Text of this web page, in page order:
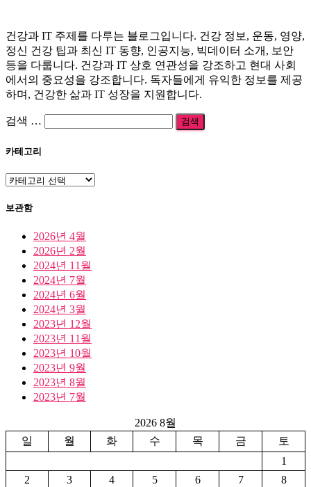
건강과 IT 주제를 다루는 블로그입니다. 건강 정보, 운동, 영양,
정신 건강 팁과 최신 IT 동향, 인공지능, 빅데이터 소개, 보안
등을 다룹니다. 건강과 IT 상호 연관성을 강조하고 현대 사회
에서의 중요성을 강조합니다. 독자들에게 유익한 정보를 제공
하며, 건강한 삶과 IT 성장을 지원합니다.
검
검색 …
카테고리
카
고
보관함
2026년 4월
2026년 2월
2024년 11월
2024년 7월
2024년 6월
2024년 3월
2023년 12월
2023년 11월
2023년 10월
2023년 9월
2023년 8월
2023년 7월
2026 8월
일
월 화 수 목 금
토
1
2
3 4 5 6 7
8